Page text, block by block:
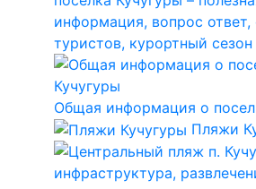
информация, вопрос ответ,
туристов, курортный
Общая информация о
Пляжи